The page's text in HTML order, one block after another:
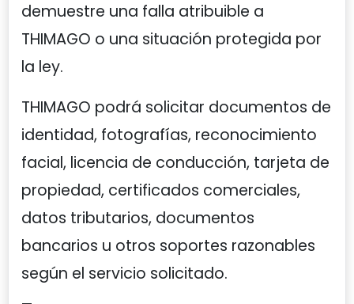
demuestre una falla atribuible a
THIMAGO o una situación protegida por
la ley.
THIMAGO podrá solicitar documentos de
identidad, fotografías, reconocimiento
facial, licencia de conducción, tarjeta de
propiedad, certificados comerciales,
datos tributarios, documentos
bancarios u otros soportes razonables
según el servicio solicitado.